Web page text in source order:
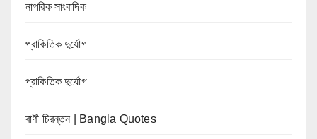
নাগরিক সাংবাদিক
প্রাকিতিক দুর্যোগ
প্রাকিতিক দুর্যোগ
বাণী চিরন্তন | Bangla Quotes